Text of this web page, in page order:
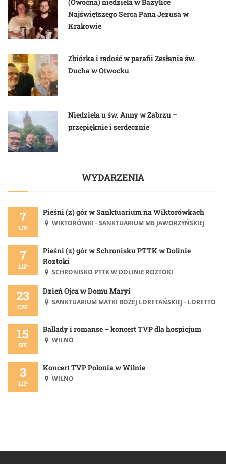
Najświętszego Serca Pana Jezusa w
Krakowie
Zbiórka i radość w parafii Zesłania św.
Ducha w Otwocku
Niedziela u św. Anny w Zabrzu –
przepięknie i serdecznie
WYDARZENIA
7
LIP
Pieśni (z) gór w Sanktuarium na Wiktorówkach
WIKTORÓWKI - SANKTUARIUM MB JAWORZYŃSKIEJ
7
LIP
Pieśni (z) gór w Schronisku PTTK w Dolinie
Roztoki
SCHRONISKO PTTK W DOLINIE ROZTOKI
23
CZE
Dzień Ojca w Domu Maryi
SANKTUARIUM MATKI BOŻEJ LORETAŃSKIEJ - LORETTO
15
SIE
Ballady i romanse – koncert TVP dla hospicjum
WILNO
3
LIP
Koncert TVP Polonia w Wilnie
WILNO